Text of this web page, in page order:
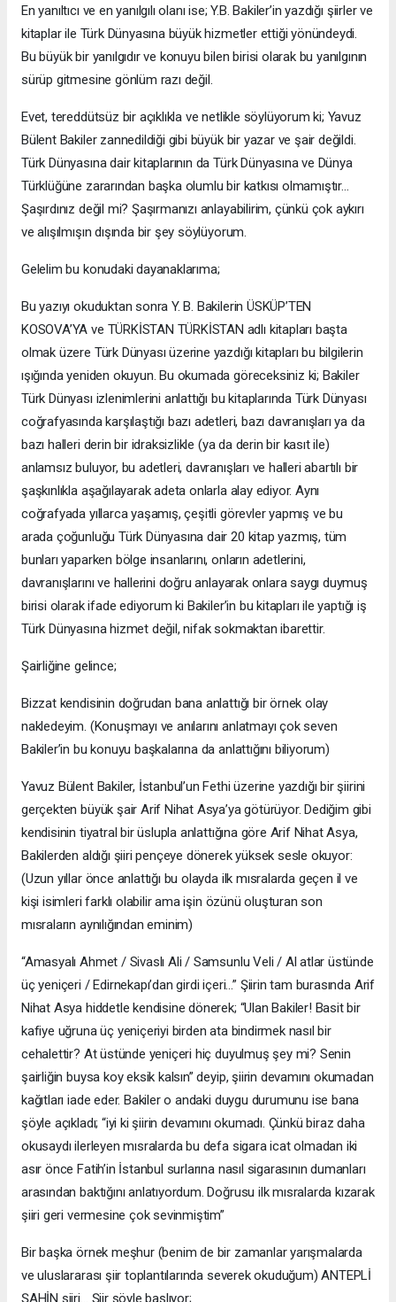
En yanıltıcı ve en yanılgılı olanı ise; Y.B. Bakiler’in yazdığı şiirler ve
kitaplar ile Türk Dünyasına büyük hizmetler ettiği yönündeydi.
Bu büyük bir yanılgıdır ve konuyu bilen birisi olarak bu yanılgının
sürüp gitmesine gönlüm razı değil.
Evet, tereddütsüz bir açıklıkla ve netlikle söylüyorum ki; Yavuz
Bülent Bakiler zannedildiği gibi büyük bir yazar ve şair değildi.
Türk Dünyasına dair kitaplarının da Türk Dünyasına ve Dünya
Türklüğüne zararından başka olumlu bir katkısı olmamıştır…
Şaşırdınız değil mi? Şaşırmanızı anlayabilirim, çünkü çok aykırı
ve alışılmışın dışında bir şey söylüyorum.
Gelelim bu konudaki dayanaklarıma;
Bu yazıyı okuduktan sonra Y. B. Bakilerin ÜSKÜP’TEN
KOSOVA’YA ve TÜRKİSTAN TÜRKİSTAN adlı kitapları başta
olmak üzere Türk Dünyası üzerine yazdığı kitapları bu bilgilerin
ışığında yeniden okuyun. Bu okumada göreceksiniz ki; Bakiler
Türk Dünyası izlenimlerini anlattığı bu kitaplarında Türk Dünyası
coğrafyasında karşılaştığı bazı adetleri, bazı davranışları ya da
bazı halleri derin bir idraksizlikle (ya da derin bir kasıt ile)
anlamsız buluyor, bu adetleri, davranışları ve halleri abartılı bir
şaşkınlıkla aşağılayarak adeta onlarla alay ediyor. Aynı
coğrafyada yıllarca yaşamış, çeşitli görevler yapmış ve bu
arada çoğunluğu Türk Dünyasına dair 20 kitap yazmış, tüm
bunları yaparken bölge insanlarını, onların adetlerini,
davranışlarını ve hallerini doğru anlayarak onlara saygı duymuş
birisi olarak ifade ediyorum ki Bakiler’in bu kitapları ile yaptığı iş
Türk Dünyasına hizmet değil, nifak sokmaktan ibarettir.
Şairliğine gelince;
Bizzat kendisinin doğrudan bana anlattığı bir örnek olay
nakledeyim. (Konuşmayı ve anılarını anlatmayı çok seven
Bakiler’in bu konuyu başkalarına da anlattığını biliyorum)
Yavuz Bülent Bakiler, İstanbul’un Fethi üzerine yazdığı bir şiirini
gerçekten büyük şair Arif Nihat Asya’ya götürüyor. Dediğim gibi
kendisinin tiyatral bir üslupla anlattığına göre Arif Nihat Asya,
Bakilerden aldığı şiiri pençeye dönerek yüksek sesle okuyor:
(Uzun yıllar önce anlattığı bu olayda ilk mısralarda geçen il ve
kişi isimleri farklı olabilir ama işin özünü oluşturan son
mısraların aynılığından eminim)
“Amasyalı Ahmet / Sivaslı Ali / Samsunlu Veli / Al atlar üstünde
üç yeniçeri / Edirnekapı’dan girdi içeri…” Şiirin tam burasında Arif
Nihat Asya hiddetle kendisine dönerek; “Ulan Bakiler! Basit bir
kafiye uğruna üç yeniçeriyi birden ata bindirmek nasıl bir
cehalettir? At üstünde yeniçeri hiç duyulmuş şey mi? Senin
şairliğin buysa koy eksik kalsın” deyip, şiirin devamını okumadan
kağıtları iade eder. Bakiler o andaki duygu durumunu ise bana
şöyle açıkladı; “iyi ki şiirin devamını okumadı. Çünkü biraz daha
okusaydı ilerleyen mısralarda bu defa sigara icat olmadan iki
asır önce Fatih’in İstanbul surlarına nasıl sigarasının dumanları
arasından baktığını anlatıyordum. Doğrusu ilk mısralarda kızarak
şiiri geri vermesine çok sevinmiştim”
Bir başka örnek meşhur (benim de bir zamanlar yarışmalarda
ve uluslararası şiir toplantılarında severek okuduğum) ANTEPLİ